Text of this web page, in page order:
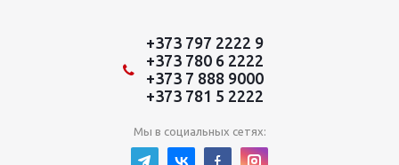
+373 797 2222 9
+373 780 6 2222
+373 7 888 9000
+373 781 5 2222
Мы в социальных сетях: